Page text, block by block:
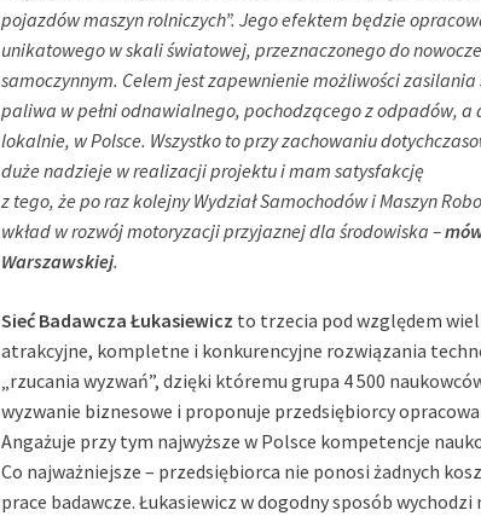
pojazdów maszyn rolniczych”. Jego efektem będzie
unikatowego w skali światowej, przeznaczonego do
samoczynnym. Celem jest zapewnienie możliwości
paliwa w pełni odnawialnego, pochodzącego z odpadów,
lokalnie, w Polsce. Wszystko to przy zachowaniu
duże nadzieje w realizacji projektu i mam satysfakcję
z tego, że po raz kolejny Wydział Samochodów i Maszyn
wkład w rozwój motoryzacji przyjaznej dla środowiska –
Warszawskiej.
Sieć Badawcza Łukasiewicz to trzecia pod względem
atrakcyjne, kompletne i konkurencyjne rozwiązania
„rzucania wyzwań”, dzięki któremu grupa 4 500
wyzwanie biznesowe i proponuje przedsiębiorcy
Angażuje przy tym najwyższe w Polsce kompetencje
Co najważniejsze – przedsiębiorca nie ponosi żadnych
prace badawcze. Łukasiewicz w dogodny sposób